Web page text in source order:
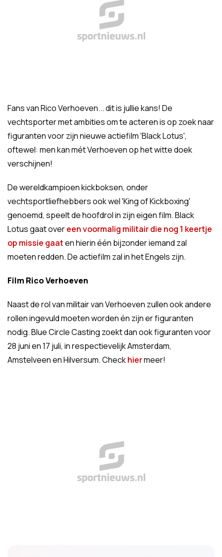
Fans van Rico Verhoeven... dit is jullie kans! De
vechtsporter met ambities om te acteren is op zoek naar
figuranten voor zijn nieuwe actiefilm 'Black Lotus',
oftewel: men kan mét Verhoeven op het witte doek
verschijnen!
De wereldkampioen kickboksen, onder
vechtsportliefhebbers ook wel 'King of Kickboxing'
genoemd, speelt de hoofdrol in zijn eigen film. Black
Lotus gaat overeen voormalig militair die nog 1 keertje
op missie gaaten hierin één bijzonder iemand zal
moeten redden. De actiefilm zal in het Engels zijn.
Film Rico Verhoeven
Naast de rol van militair van Verhoeven zullen ook andere
rollen ingevuld moeten worden én zijn er figuranten
nodig. Blue Circle Casting zoekt dan ook figuranten voor
28 juni en 17 juli, in respectievelijk Amsterdam,
Amstelveen en Hilversum. Checkhiermeer!